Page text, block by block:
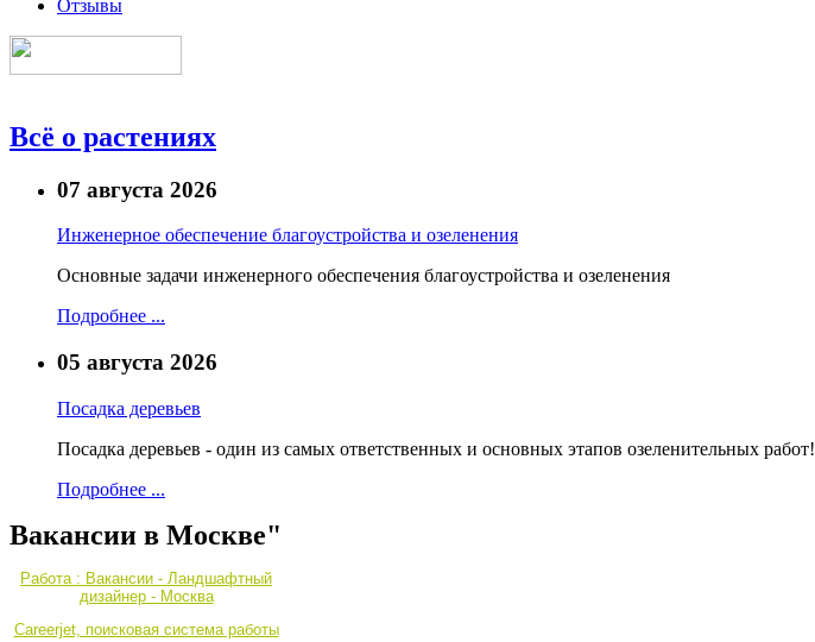
Отзывы
Всё о растениях
07 августа 2026
Инженерное обеспечение благоустройства и озеленения
Основные задачи инженерного обеспечения благоустройства и озеленения
Подробнее ...
05 августа 2026
Посадка деревьев
Посадка деревьев - один из самых ответственных и основных этапов озеленительных работ!
Подробнее ...
Вакансии в Москве"
Работа : Вакансии - Ландшафтный
дизайнер - Москва
Careerjet, поисковая система работы